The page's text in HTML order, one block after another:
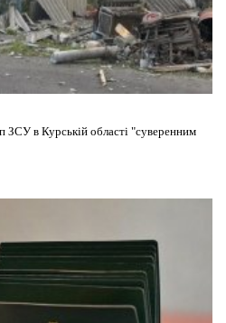
в Курській області "суверенним